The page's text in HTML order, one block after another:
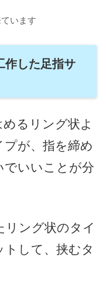
います
作した足指サ
るリング状よ
プが、指を締め
でいいことが分
リング状のタイ
して、挟むタ